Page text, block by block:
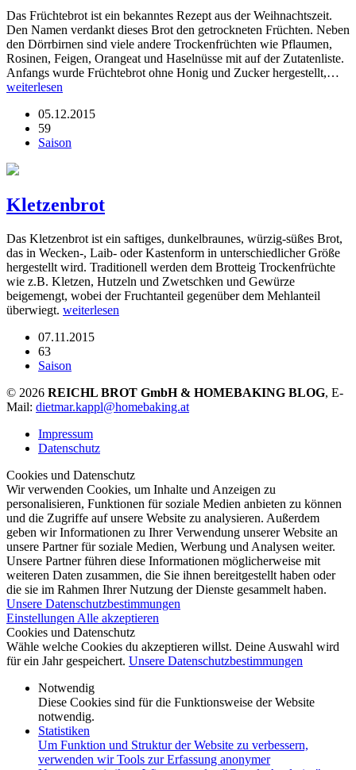
Das Früchtebrot ist ein bekanntes Rezept aus der Weihnachtszeit.
Den Namen verdankt dieses Brot den getrockneten Früchten. Neben
den Dörrbirnen sind viele andere Trockenfrüchten wie Pflaumen,
Rosinen, Feigen, Orangeat und Haselnüsse mit auf der Zutatenliste.
Anfangs wurde Früchtebrot ohne Honig und Zucker hergestellt,…
weiterlesen
05.12.2015
59
Saison
Kletzenbrot
Das Kletzenbrot ist ein saftiges, dunkelbraunes, würzig-süßes Brot,
das in Wecken-, Laib- oder Kastenform in unterschiedlicher Größe
hergestellt wird. Traditionell werden dem Brotteig Trockenfrüchte
wie z.B. Kletzen, Hutzeln und Zwetschken und Gewürze
beigemengt, wobei der Fruchtanteil gegenüber dem Mehlanteil
überwiegt. weiterlesen
07.11.2015
63
Saison
© 2026 REICHL BROT GmbH & HOMEBAKING BLOG, E-
Mail: dietmar.kappl@homebaking.at
Impressum
Datenschutz
Cookies und Datenschutz
Wir verwenden Cookies, um Inhalte und Anzeigen zu
personalisieren, Funktionen für soziale Medien anbieten zu können
und die Zugriffe auf unsere Website zu analysieren. Außerdem
geben wir Informationen zu Ihrer Verwendung unserer Website an
unsere Partner für soziale Medien, Werbung und Analysen weiter.
Unsere Partner führen diese Informationen möglicherweise mit
weiteren Daten zusammen, die Sie ihnen bereitgestellt haben oder
die sie im Rahmen Ihrer Nutzung der Dienste gesammelt haben.
Unsere Datenschutzbestimmungen
Einstellungen Alle akzeptieren
Cookies und Datenschutz
Wähle welche Cookies du akzeptieren willst. Deine Auswahl wird
für ein Jahr gespeichert. Unsere Datenschutzbestimmungen
Notwendig
Diese Cookies sind für die Funktionsweise der Website
notwendig.
Statistiken
Um Funktion und Struktur der Website zu verbessern,
verwenden wir Tools zur Erfassung anonymer